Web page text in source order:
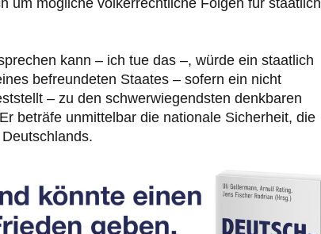
um mögliche völkerrechtliche Folgen für
kann – ich tue das –, würde ein staatlich
befreundeten Staates – sofern ein nicht
– zu den schwerwiegendsten denkbaren
beträfe unmittelbar die nationale Sicherheit, die